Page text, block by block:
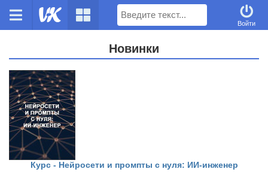
Поиск
Войти
Новинки
Курс - Нейросети и промпты с нуля: ИИ-инженер